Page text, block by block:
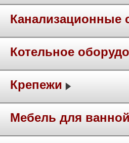
Канализационные
Котельное
Крепежи
Мебель для